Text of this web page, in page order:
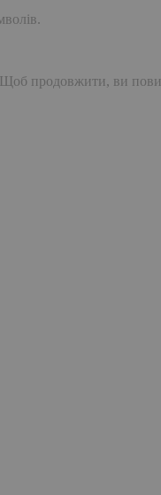
Щоб продовжити, ви